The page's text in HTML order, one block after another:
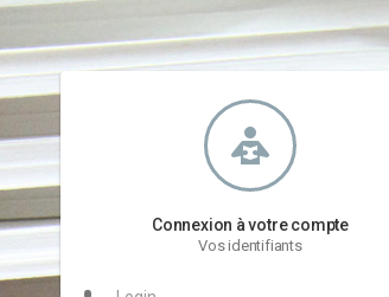
Connexion à votre compte
Vos identifiants